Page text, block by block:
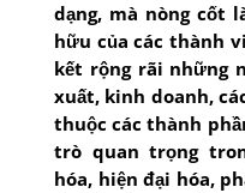
dạng, mà nòng cốt
hữu của các thành
kết rộng rãi những
xuất, kinh doanh,
thuộc các thành
trò quan trọng
hóa, hiện đại hóa,